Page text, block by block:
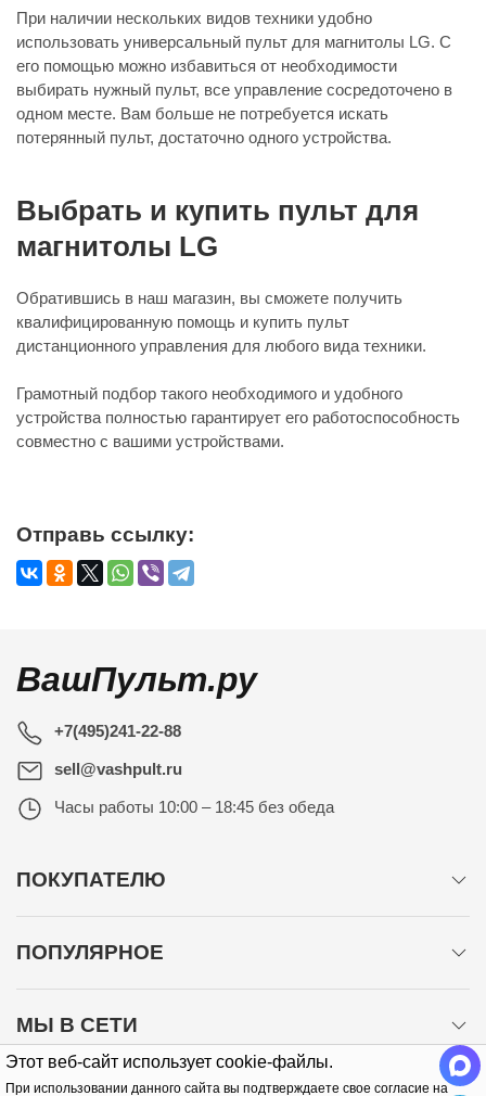
Этот веб-сайт использует cookie-файлы.
При использовании данного сайта вы подтверждаете свое согласие на
При наличии нескольких видов техники удобно
использовать универсальный пульт для магнитолы LG. С
его помощью можно избавиться от необходимости
выбирать нужный пульт, все управление сосредоточено в
одном месте. Вам больше не потребуется искать
потерянный пульт, достаточно одного устройства.
Выбрать и купить пульт для
магнитолы LG
Обратившись в наш магазин, вы сможете получить
квалифицированную помощь и купить пульт
дистанционного управления для любого вида техники.
Грамотный подбор такого необходимого и удобного
устройства полностью гарантирует его работоспособность
совместно с вашими устройствами.
Отправь ссылку:
ВашПульт.ру
+7(495)241-22-88
sell@vashpult.ru
Часы работы 10:00 – 18:45 без обеда
ПОКУПАТЕЛЮ
ПОПУЛЯРНОЕ
МЫ В СЕТИ